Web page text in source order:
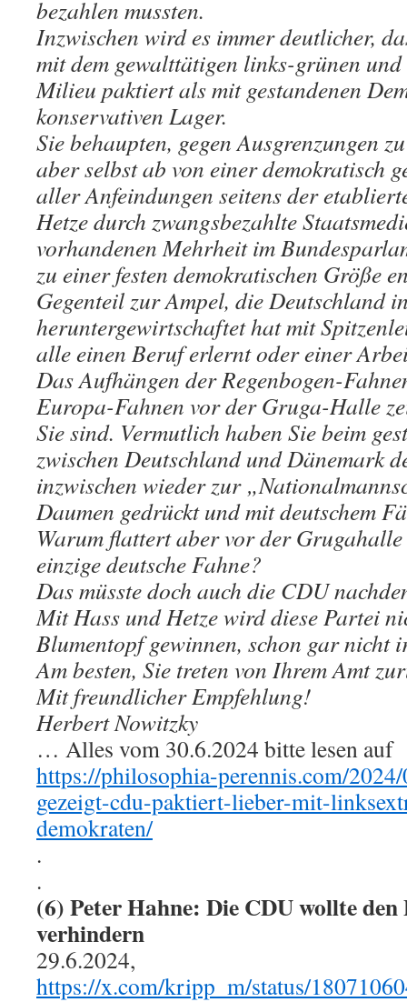
bezahlen mussten.
Inzwischen wird es immer deutlicher,
mit dem gewalttätigen links-grünen
Milieu paktiert als mit gestandenen
konservativen Lager.
Sie behaupten, gegen Ausgrenzungen
aber selbst ab von einer demokratisch
aller Anfeindungen seitens der
Hetze durch zwangsbezahlte
vorhandenen Mehrheit im
zu einer festen demokratischen Größe
Gegenteil zur Ampel, die Deutschland
heruntergewirtschaftet hat mit
alle einen Beruf erlernt oder einer
Das Aufhängen der Regenbogen-
Europa-Fahnen vor der Gruga-Halle
Sie sind. Vermutlich haben Sie beim
zwischen Deutschland und Dänemark
inzwischen wieder zur
Daumen gedrückt und mit deutschem
Warum flattert aber vor der
einzige deutsche Fahne?
Das müsste doch auch die CDU
Mit Hass und Hetze wird diese Partei
Blumentopf gewinnen, schon gar nicht
Am besten, Sie treten von Ihrem Amt
Mit freundlicher Empfehlung!
Herbert Nowitzky
… Alles vom 30.6.2024 bitte lesen auf
https://philosophia-perennis.com/
gezeigt-cdu-paktiert-lieber-mit-
demokraten/
.
.
(6) Peter Hahne: Die CDU wollte
verhindern
29.6.2024,
https://x.com/kripp_m/status/